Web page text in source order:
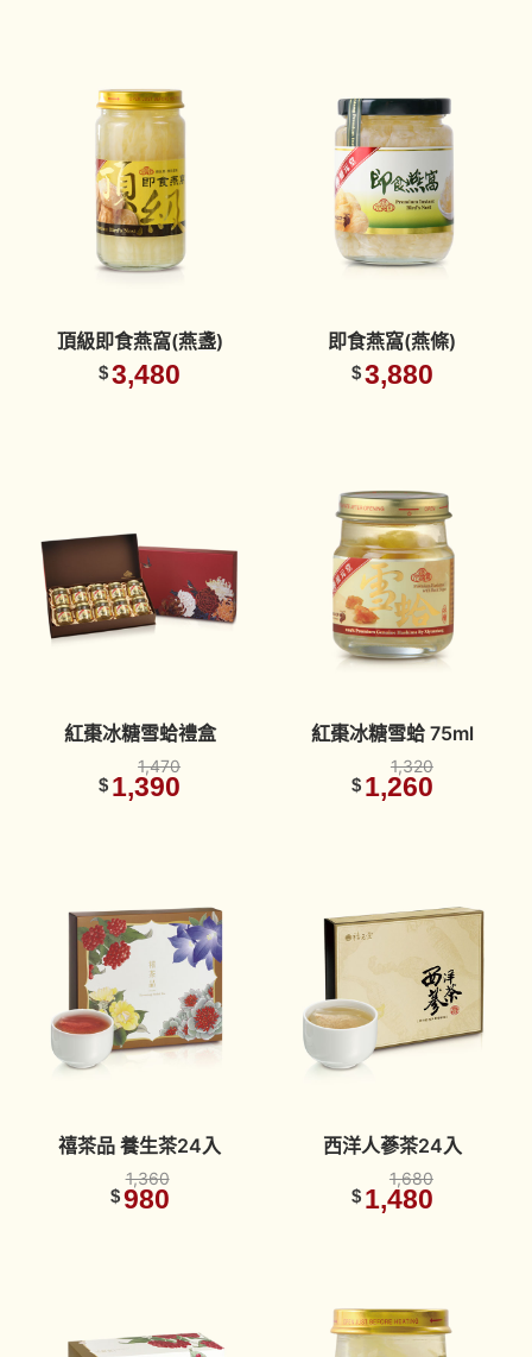
頂級即食燕窩(燕盞)
$3,480
即食燕窩(燕條)
$3,880
紅棗冰糖雪蛤禮盒
1,470
$ 1,390
紅棗冰糖雪蛤 75ml
1,320
$ 1,260
禧茶品 養生茶24入
1,360
$ 980
西洋人蔘茶24入
1,680
$ 1,480